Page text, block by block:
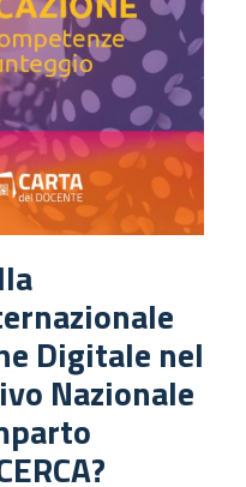
Digitale nel
Nazionale